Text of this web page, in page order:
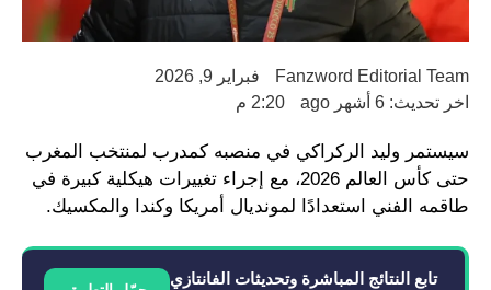
Fanzword Editorial Team
فبراير 9, 2026
اخر تحديث: 6 أشهر ago
2:20 م
سيستمر وليد الركراكي في منصبه كمدرب لمنتخب المغرب
حتى كأس العالم 2026، مع إجراء تغييرات هيكلية كبيرة في
طاقمه الفني استعدادًا لمونديال أمريكا وكندا والمكسيك.
تابع النتائج المباشرة وتحديثات الفانتازي